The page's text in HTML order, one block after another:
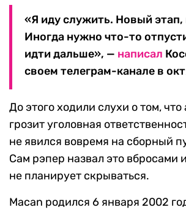
«Я иду служить. Новый этап,
Иногда нужно что-то
идти дальше», — написал
своем телеграм-канале в
До этого ходили слухи о том,
грозит уголовная
не явился вовремя на сборный
Сам рэпер назвал это вбросами
не планирует скрываться.
Macan родился 6 января 2002